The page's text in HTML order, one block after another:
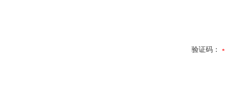
验证码：